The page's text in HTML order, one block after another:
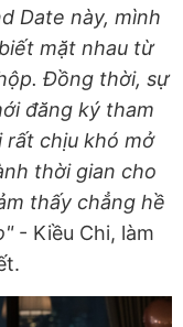
Date này, mình
mặt nhau từ
Đồng thời, sự
đăng ký tham
rất chịu khó mở
thời gian cho
thấy chẳng hề
- Kiều Chi, làm